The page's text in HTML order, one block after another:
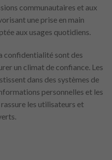
communautaires et aux
une prise en main
aux usages quotidiens.
confidentialité sont des
un climat de confiance. Les
dans des systèmes de
personnelles et les
les utilisateurs et